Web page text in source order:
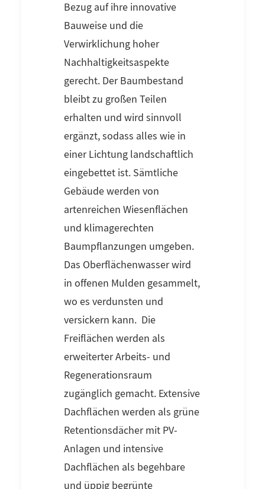
Bezug auf ihre innovative
Bauweise und die
Verwirklichung hoher
Nachhaltigkeitsaspekte
gerecht. Der Baumbestand
bleibt zu großen Teilen
erhalten und wird sinnvoll
ergänzt, sodass alles wie in
einer Lichtung landschaftlich
eingebettet ist. Sämtliche
Gebäude werden von
artenreichen Wiesenflächen
und klimagerechten
Baumpflanzungen umgeben.
Das Oberflächenwasser wird
in offenen Mulden gesammelt,
wo es verdunsten und
versickern kann. Die
Freiflächen werden als
erweiterter Arbeits- und
Regenerationsraum
zugänglich gemacht. Extensive
Dachflächen werden als grüne
Retentionsdächer mit PV-
Anlagen und intensive
Dachflächen als begehbare
und üppig begrünte